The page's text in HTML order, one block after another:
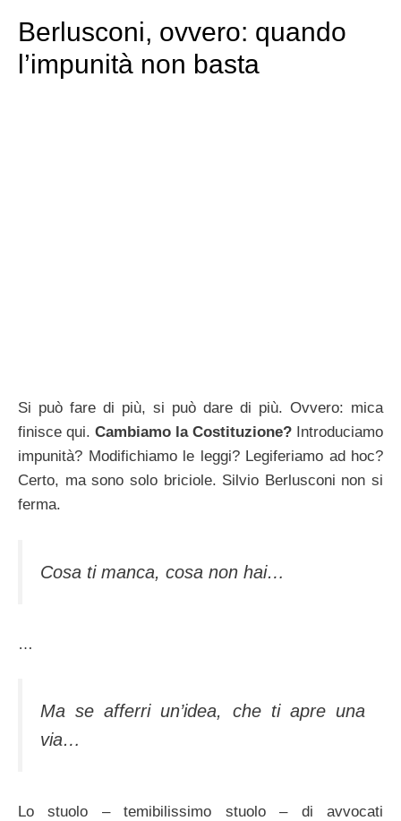
Berlusconi, ovvero: quando
l’impunità non basta
Si può fare di più, si può dare di più. Ovvero: mica
finisce qui. Cambiamo la Costituzione? Introduciamo
impunità? Modifichiamo le leggi? Legiferiamo ad hoc?
Certo, ma sono solo briciole. Silvio Berlusconi non si
ferma.
Cosa ti manca, cosa non hai…
…
Ma se afferri un’idea, che ti apre una
via…
Lo stuolo – temibilissimo stuolo – di avvocati